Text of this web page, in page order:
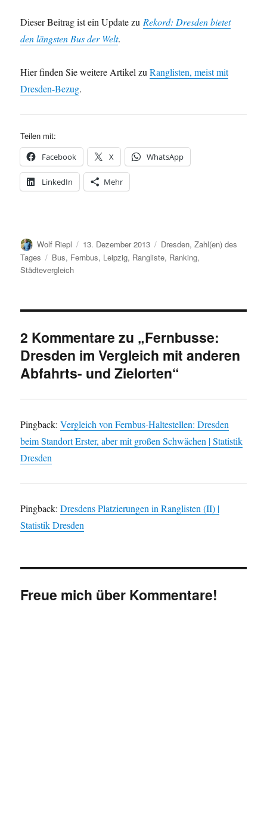
Dieser Beitrag ist ein Update zu Rekord: Dresden bietet
den längsten Bus der Welt.
Hier finden Sie weitere Artikel zuRanglisten, meist mit
Dresden-Bezug.
Teilen mit:
Facebook X WhatsApp
LinkedIn Mehr
Autor
Wolf Riepl
Veröffentlicht
am
13. Dezember 2013 Kategorien
Dresden,Zahl(en) des
Tages
Schlagwörter
Bus, Fernbus, Leipzig, Rangliste, Ranking,
Städtevergleich
2 Kommentare zu „Fernbusse:
Dresden im Vergleich mit anderen
Abfahrts- und Zielorten“
Pingback:Vergleich von Fernbus-Haltestellen: Dresden
beim Standort Erster, aber mit großen Schwächen | Statistik
Dresden
Pingback:Dresdens Platzierungen in Ranglisten (II) |
Statistik Dresden
Freue mich über Kommentare!